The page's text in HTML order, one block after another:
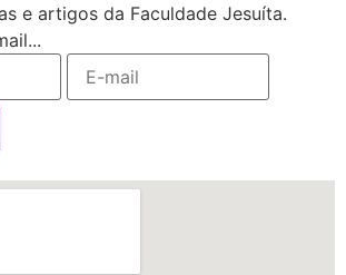
e artigos da Faculdade Jesuíta.